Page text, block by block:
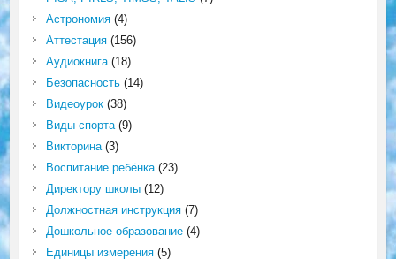
Астрономия(4)
Аттестация(156)
Аудиокнига(18)
Безопасность(14)
Видеоурок(38)
Виды спорта(9)
Викторина(3)
Воспитание ребёнка(23)
Директору школы(12)
Должностная инструкция(7)
Дошкольное образование(4)
Единицы измерения(5)